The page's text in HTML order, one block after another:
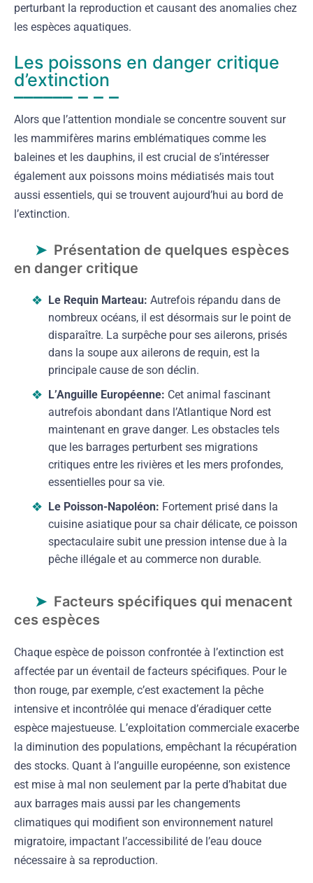
perturbant la reproduction et causant des anomalies chez
les espèces aquatiques.
Les poissons en danger critique
d’extinction
Alors que l’attention mondiale se concentre souvent sur
les mammifères marins emblématiques comme les
baleines et les dauphins, il est crucial de s’intéresser
également aux poissons moins médiatisés mais tout
aussi essentiels, qui se trouvent aujourd’hui au bord de
l’extinction.
Présentation de quelques espèces
en danger critique
Le Requin Marteau: Autrefois répandu dans de
nombreux océans, il est désormais sur le point de
disparaître. La surpêche pour ses ailerons, prisés
dans la soupe aux ailerons de requin, est la
principale cause de son déclin.
L’Anguille Européenne: Cet animal fascinant
autrefois abondant dans l’Atlantique Nord est
maintenant en grave danger. Les obstacles tels
que les barrages perturbent ses migrations
critiques entre les rivières et les mers profondes,
essentielles pour sa vie.
Le Poisson-Napoléon: Fortement prisé dans la
cuisine asiatique pour sa chair délicate, ce poisson
spectaculaire subit une pression intense due à la
pêche illégale et au commerce non durable.
Facteurs spécifiques qui menacent
ces espèces
Chaque espèce de poisson confrontée à l’extinction est
affectée par un éventail de facteurs spécifiques. Pour le
thon rouge, par exemple, c’est exactement la pêche
intensive et incontrôlée qui menace d’éradiquer cette
espèce majestueuse. L’exploitation commerciale exacerbe
la diminution des populations, empêchant la récupération
des stocks. Quant à l’anguille européenne, son existence
est mise à mal non seulement par la perte d’habitat due
aux barrages mais aussi par les changements
climatiques qui modifient son environnement naturel
migratoire, impactant l’accessibilité de l’eau douce
nécessaire à sa reproduction.